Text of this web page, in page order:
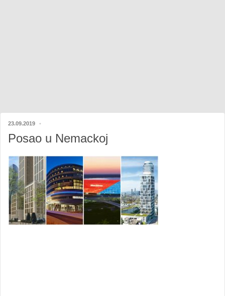
23.09.2019
Posao u Nemackoj